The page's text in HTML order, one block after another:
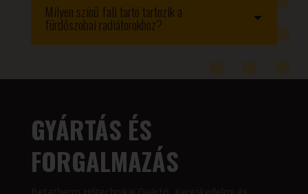
Milyen színű fali tartó tartozik a
fürdőszobai radiátorokhoz?
GYÁRTÁS ÉS
FORGALMAZÁS